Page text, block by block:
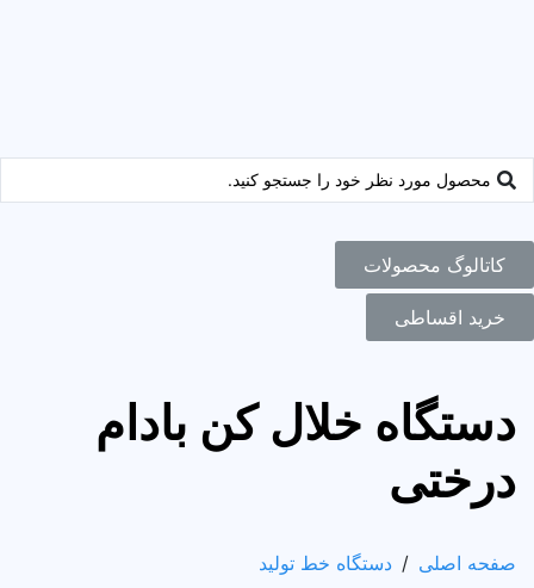
کاتالوگ محصولات
خرید اقساطی
دستگاه خلال کن بادام
درختی
صفحه اصلی
دستگاه خط تولید